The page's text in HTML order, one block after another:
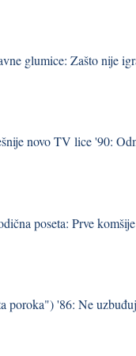
glumice: Zašto nije
novo TV lice '90:
poseta: Prve
poroka") '86: Ne